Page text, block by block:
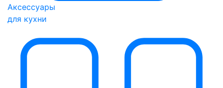
Аксессуары
для кухни